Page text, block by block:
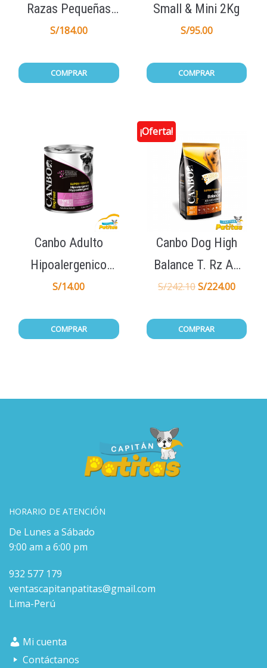
Razas Pequeñas
15Kg
S/184.00
COMPRAR
Small & Mini 2Kg
S/95.00
COMPRAR
Canbo Adulto
Hipoalergenico
Lata 330gr
S/14.00
COMPRAR
¡Oferta!
Canbo Dog High
Balance T. Rz Ad
15Kg
S/242.10S/224.00
COMPRAR
HORARIO DE ATENCIÓN
De Lunes a Sábado
9:00 am a 6:00 pm
932 577 179
ventascapitanpatitas@gmail.com
Lima-Perú
Mi cuenta
Contáctanos